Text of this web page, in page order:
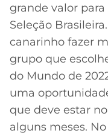
grande valor
Seleção
canarinho fazer
grupo que
do Mundo de
uma
que deve estar
alguns meses.